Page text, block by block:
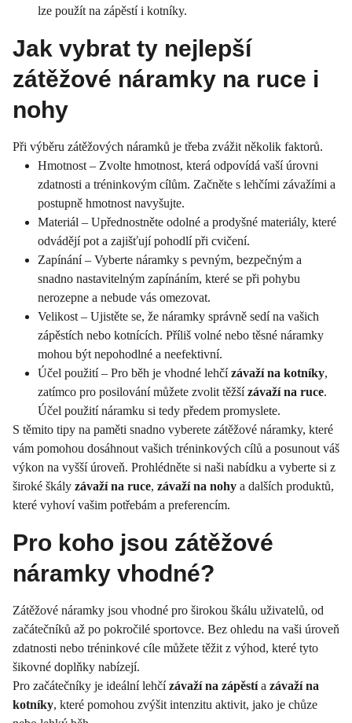
lze použít na zápěstí i kotníky.
Jak vybrat ty nejlepší
zátěžové náramky na ruce i
nohy
Při výběru zátěžových náramků je třeba zvážit několik faktorů.
Hmotnost – Zvolte hmotnost, která odpovídá vaší úrovni
zdatnosti a tréninkovým cílům. Začněte s lehčími závažími a
postupně hmotnost navyšujte.
Materiál – Upřednostněte odolné a prodyšné materiály, které
odvádějí pot a zajišťují pohodlí při cvičení.
Zapínání – Vyberte náramky s pevným, bezpečným a
snadno nastavitelným zapínáním, které se při pohybu
nerozepne a nebude vás omezovat.
Velikost – Ujistěte se, že náramky správně sedí na vašich
zápěstích nebo kotnících. Příliš volné nebo těsné náramky
mohou být nepohodlné a neefektivní.
Účel použití – Pro běh je vhodné lehčízávaží na kotníky,
zatímco pro posilování můžete zvolit těžšízávaží na ruce.
Účel použití náramku si tedy předem promyslete.
S těmito tipy na paměti snadno vyberete zátěžové náramky, které
vám pomohou dosáhnout vašich tréninkových cílů a posunout váš
výkon na vyšší úroveň. Prohlédněte si naši nabídku a vyberte si z
široké škály závaží na ruce, závaží na nohy a dalších produktů,
které vyhoví vašim potřebám a preferencím.
Pro koho jsou zátěžové
náramky vhodné?
Zátěžové náramky jsou vhodné pro širokou škálu uživatelů, od
začátečníků až po pokročilé sportovce. Bez ohledu na vaši úroveň
zdatnosti nebo tréninkové cíle můžete těžit z výhod, které tyto
šikovné doplňky nabízejí.
Pro začátečníky je ideální lehčízávaží na zápěstía závaží na
kotníky, které pomohou zvýšit intenzitu aktivit, jako je chůze